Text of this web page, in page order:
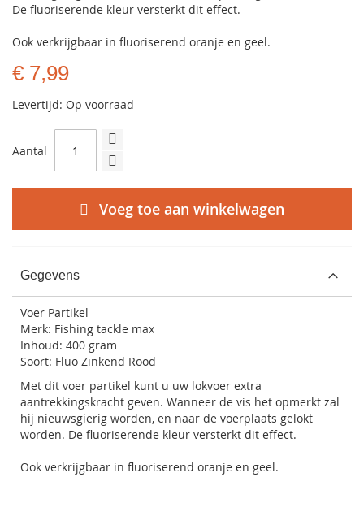
De fluoriserende kleur versterkt dit effect.
Ook verkrijgbaar in fluoriserend oranje en geel.
€ 7,99
Levertijd: Op voorraad
Aantal
Voeg toe aan winkelwagen
Gegevens
Voer Partikel
Merk: Fishing tackle max
Inhoud: 400 gram
Soort: Fluo Zinkend Rood
Met dit voer partikel kunt u uw lokvoer extra
aantrekkingskracht geven. Wanneer de vis het opmerkt zal
hij nieuwsgierig worden, en naar de voerplaats gelokt
worden. De fluoriserende kleur versterkt dit effect.
Ook verkrijgbaar in fluoriserend oranje en geel.